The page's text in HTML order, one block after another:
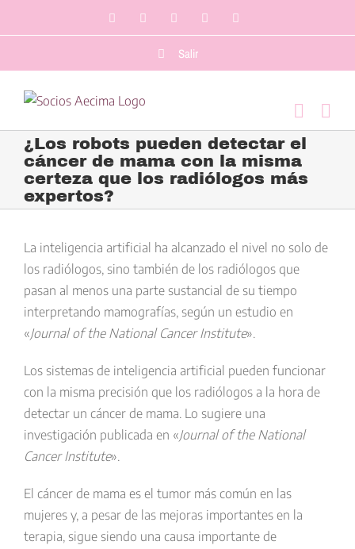
al
FacebookLinkedInTwitterYouTubeCorreo
Salir
¿Los robots pueden detectar el
cáncer de mama con la misma
certeza que los radiólogos más
expertos?
imagen
más
grande
La inteligencia artificial ha alcanzado el nivel no solo de
los radiólogos, sino también de los radiólogos que
pasan al menos una parte sustancial de su tiempo
interpretando mamografías, según un estudio en
«Journal of the National Cancer Institute».
Los sistemas de inteligencia artificial pueden funcionar
con la misma precisión que los radiólogos a la hora de
detectar un cáncer de mama. Lo sugiere una
investigación publicada en «Journal of the National
Cancer Institute».
El cáncer de mama es el tumor más común en las
mujeres y, a pesar de las mejoras importantes en la
terapia, sigue siendo una causa importante de